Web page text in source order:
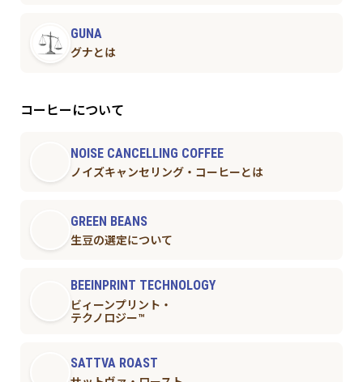
GUNA
グナとは
コーヒーについて
NOISE CANCELLING COFFEE
ノイズキャンセリング・コーヒーとは
GREEN BEANS
生豆の選定について
BEEINPRINT TECHNOLOGY
ビィーンプリント・
テクノロジー™︎
SATTVA ROAST